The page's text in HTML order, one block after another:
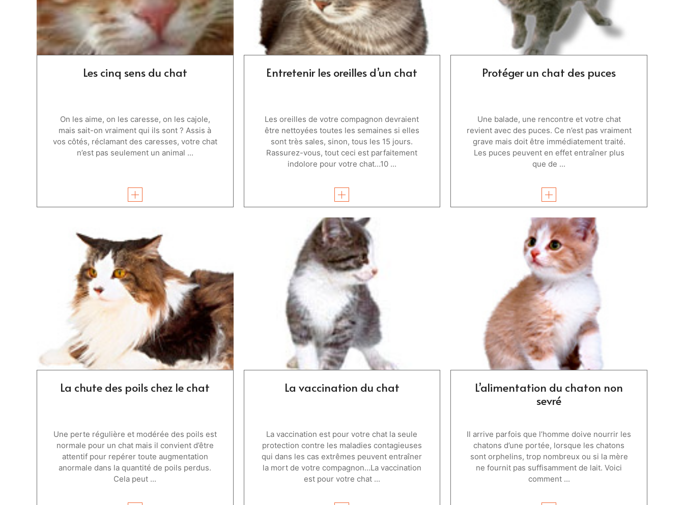
Les cinq sens du chat
On les aime, on les caresse, on les cajole,
mais sait-on vraiment qui ils sont ? Assis à
vos côtés, réclamant des caresses, votre chat
n’est pas seulement un animal ...
Entretenir les oreilles d’un chat
Les oreilles de votre compagnon devraient
être nettoyées toutes les semaines si elles
sont très sales, sinon, tous les 15 jours.
Rassurez-vous, tout ceci est parfaitement
indolore pour votre chat…10 ...
Protéger un chat des puces
Une balade, une rencontre et votre chat
revient avec des puces. Ce n’est pas vraiment
grave mais doit être immédiatement traité.
Les puces peuvent en effet entraîner plus
que de ...
La chute des poils chez le chat
Une perte régulière et modérée des poils est
normale pour un chat mais il convient d’être
attentif pour repérer toute augmentation
anormale dans la quantité de poils perdus.
Cela peut ...
La vaccination du chat
La vaccination est pour votre chat la seule
protection contre les maladies contagieuses
qui dans les cas extrêmes peuvent entraîner
la mort de votre compagnon…La vaccination
est pour votre chat ...
L’alimentation du chaton non
sevré
Il arrive parfois que l’homme doive nourrir les
chatons d’une portée, lorsque les chatons
sont orphelins, trop nombreux ou si la mère
ne fournit pas suffisamment de lait. Voici
comment ...